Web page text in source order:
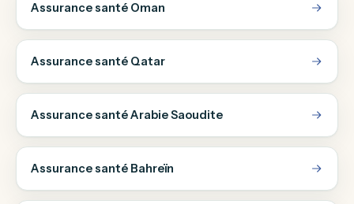
Assurance santé Oman
Assurance santé Qatar
Assurance santé Arabie Saoudite
Assurance santé Bahreïn